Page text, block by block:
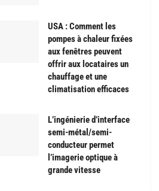
USA : Comment les
pompes à chaleur fixées
aux fenêtres peuvent
offrir aux locataires un
chauffage et une
climatisation efficaces
L’ingénierie d’interface
semi-métal/semi-
conducteur permet
l’imagerie optique à
grande vitesse